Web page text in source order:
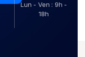
Lun - Ven : 9h -
18h